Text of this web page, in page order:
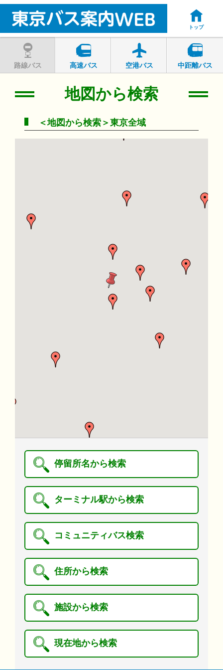
トップ
路線バス 高速バス 空港バス 中距離バス
地図から検索
＜地図から検索＞東京全域
停留所名から検索
ターミナル駅から検索
コミュニティバス検索
住所から検索
施設から検索
現在地から検索